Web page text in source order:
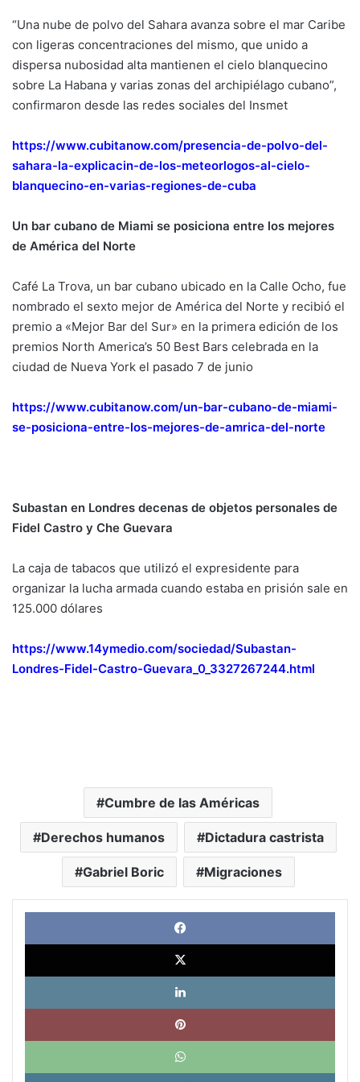
“Una nube de polvo del Sahara avanza sobre el mar Caribe
con ligeras concentraciones del mismo, que unido a
dispersa nubosidad alta mantienen el cielo blanquecino
sobre La Habana y varias zonas del archipiélago cubano”,
confirmaron desde las redes sociales del Insmet
https://www.cubitanow.com/presencia-de-polvo-del-
sahara-la-explicacin-de-los-meteorlogos-al-cielo-
blanquecino-en-varias-regiones-de-cuba
Un bar cubano de Miami se posiciona entre los mejores
de América del Norte
Café La Trova, un bar cubano ubicado en la Calle Ocho, fue
nombrado el sexto mejor de América del Norte y recibió el
premio a «Mejor Bar del Sur» en la primera edición de los
premios North America’s 50 Best Bars celebrada en la
ciudad de Nueva York el pasado 7 de junio
https://www.cubitanow.com/un-bar-cubano-de-miami-
se-posiciona-entre-los-mejores-de-amrica-del-norte
Subastan en Londres decenas de objetos personales de
Fidel Castro y Che Guevara
La caja de tabacos que utilizó el expresidente para
organizar la lucha armada cuando estaba en prisión sale en
125.000 dólares
https://www.14ymedio.com/sociedad/Subastan-
Londres-Fidel-Castro-Guevara_0_3327267244.html
Cumbre de las Américas
Derechos humanos Dictadura castrista
Gabriel Boric Migraciones
X